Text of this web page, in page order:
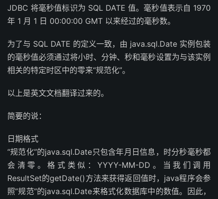
JDBC 将毫秒值标识为 SQL DATE 值。毫秒值表示自 1970
年 1 月 1 日 00:00:00 GMT 以来经过的毫秒数。
为了与 SQL DATE 的定义一致，由 java.sql.Date 实例包装
的毫秒值必须通过将小时、分钟、秒和毫秒设置为与该实例
相关的特定时区中的零来“规范化”。
以上是英文文档翻译过来的。
简要的说：
日期格式
“规范化”的java.sql.Date只包含年月日信息，时分秒毫秒都
会清零。格式类似：YYYY-MM-DD。当我们调用
ResultSet的getDate()方法来获得返回值时，java程序会参
照”规范”的java.sql.Date来格式化数据库中的数值。因此，